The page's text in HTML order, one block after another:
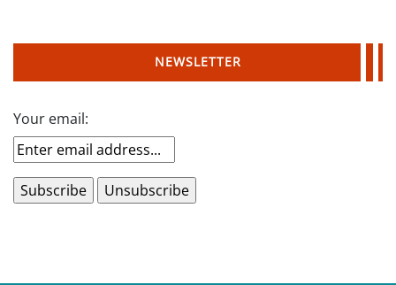
NEWSLETTER
Your email: